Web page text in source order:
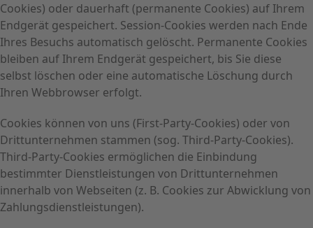
Cookies) oder dauerhaft (permanente Cookies) auf Ihrem
Endgerät gespeichert. Session-Cookies werden nach Ende
Ihres Besuchs automatisch gelöscht. Permanente Cookies
bleiben auf Ihrem Endgerät gespeichert, bis Sie diese
selbst löschen oder eine automatische Löschung durch
Ihren Webbrowser erfolgt.
Cookies können von uns (First-Party-Cookies) oder von
Drittunternehmen stammen (sog. Third-Party-Cookies).
Third-Party-Cookies ermöglichen die Einbindung
bestimmter Dienstleistungen von Drittunternehmen
innerhalb von Webseiten (z. B. Cookies zur Abwicklung von
Zahlungsdienstleistungen).